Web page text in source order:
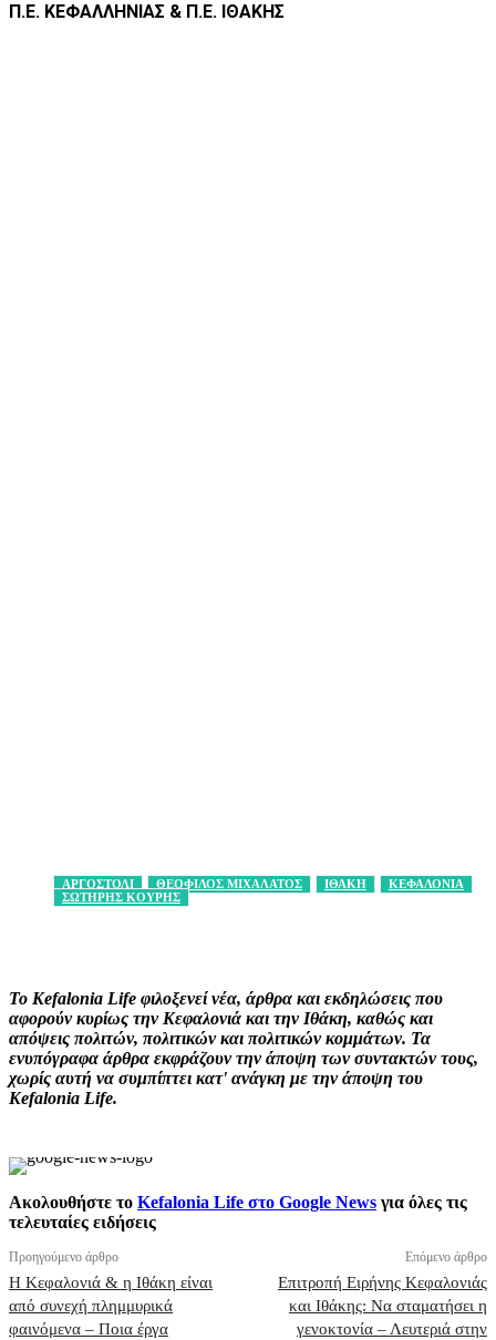
Π.Ε. ΚΕΦΑΛΛΗΝΙΑΣ & Π.Ε. ΙΘΑΚΗΣ
ΑΡΓΟΣΤΟΛΙ ΘΕΟΦΙΛΟΣ ΜΙΧΑΛΑΤΟΣ ΙΘΑΚΗ
ΚΕΦΑΛΟΝΙΑ
ΣΩΤΗΡΗΣ ΚΟΥΡΗΣ
Το Kefalonia Life φιλοξενεί νέα, άρθρα και εκδηλώσεις που
αφορούν κυρίως την Κεφαλονιά και την Ιθάκη, καθώς και
απόψεις πολιτών, πολιτικών και πολιτικών κομμάτων. Τα
ενυπόγραφα άρθρα εκφράζουν την άποψη των συντακτών τους,
χωρίς αυτή να συμπίπτει κατ' ανάγκη με την άποψη του
Kefalonia Life.
Ακολουθήστε το Kefalonia Life στο Google News για όλες τις
τελευταίες ειδήσεις
Προηγούμενο άρθρο
Η Κεφαλονιά & η Ιθάκη είναι
από συνεχή πλημμυρικά
φαινόμενα – Ποια έργα
Επόμενο άρθρο
Επιτροπή Ειρήνης Κεφαλονιάς
και Ιθάκης: Να σταματήσει η
γενοκτονία – Λευτεριά στην